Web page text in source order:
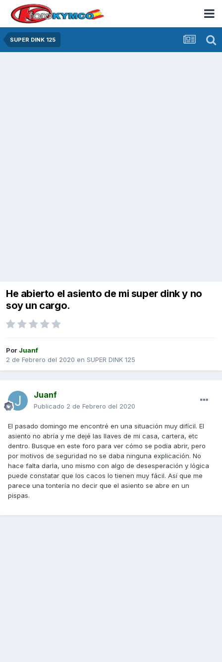
SUPER DINK 125
He abierto el asiento de mi super dink y no
soy un cargo.
Por Juanf
2 de Febrero del 2020 en SUPER DINK 125
Juanf
Publicado 2 de Febrero del 2020
El pasado domingo me encontré en una situación muy difícil. El
asiento no abría y me dejé las llaves de mi casa, cartera, etc
dentro. Busque en este foro para ver cómo se podía abrir, pero
por motivos de seguridad no se daba ninguna explicación. No
hace falta darla, uno mismo con algo de desesperación y lógica
puede constatar que los cacos lo tienen muy fácil. Así que me
parece una tontería no decir que el asiento se abre en un
pispas.